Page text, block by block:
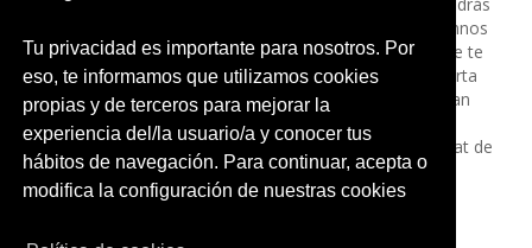
Tu privacidad es importante para nosotros. Por
eso, te informamos que utilizamos cookies
propias y de terceros para mejorar la
experiencia del/la usuario/a y conocer tus
hábitos de navegación. Para continuar, acepta o
modifica la configuración de nuestras cookies
compartir aprendizajes y trovar a otros antiguos alumnos
con los mismos intereses que tú. Una comunidad que te
permitirá acceder a toda la información sobre la oferta
cultural de la Universidad y a descuentos en una gran
variedad de servicios. Descubre en el web,
www.uv.es/alumniuv todo el que te ofrece la Universitat de
València.